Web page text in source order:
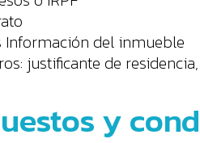
Información del inmueble
justificante de
y